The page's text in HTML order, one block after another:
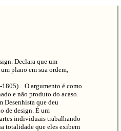
Declara que um
plano em sua ordem,
. O argumento é como
e não produto do acaso.
Desenhista que deu
de design. É um
individuais trabalhando
totalidade que eles exibem